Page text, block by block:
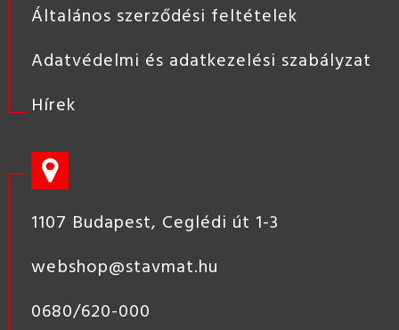
Általános szerződési feltételek
Adatvédelmi és adatkezelési szabályzat
Hírek
1107 Budapest, Ceglédi út 1-3
webshop@stavmat.hu
0680/620-000